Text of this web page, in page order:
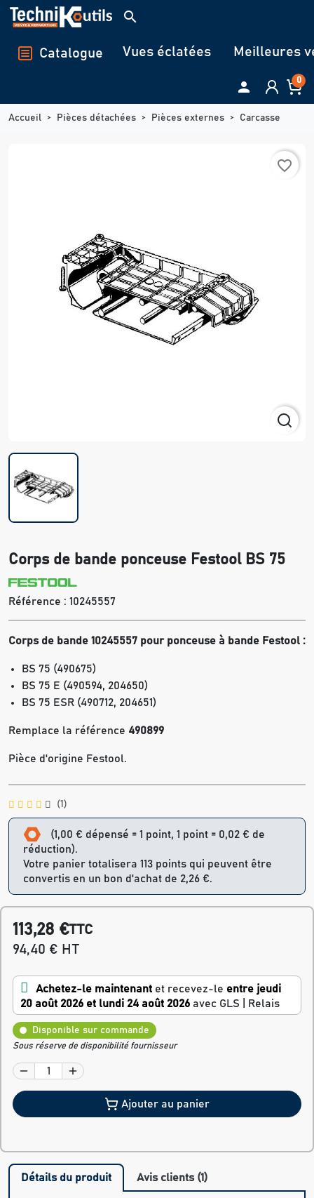
Panneau de gestion des cookies
search
Catalogue Vues éclatées Meilleures
 0
Accueil Pièces détachées Pièces externes Carcasse
favorite_border
Corps de bande ponceuse Festool BS 75
Référence : 10245557
Corps de bande 10245557 pour ponceuse à bande Festool :
BS 75 (490675)
BS 75 E (490594, 204650)
BS 75 ESR (490712, 204651)
Remplace la référence 490899
Pièce d'origine Festool.
(1)
(1,00 € dépensé = 1 point, 1 point = 0,02 € de
réduction).
Votre panier totalisera 113 points qui peuvent être
convertis en un bon d'achat de 2,26 €.
113,28 €TTC
94,40 € HT
Achetez-le maintenant et recevez-le entre jeudi
20 août 2026 et lundi 24 août 2026 avec GLS | Relais
Disponible sur commande
Sous réserve de disponibilité fournisseur
Ajouter au panier
Détails du produit Avis clients (1)